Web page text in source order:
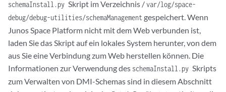
schemaInstall.py Skript im Verzeichnis /var/log/space-
debug/debug-utilities/schemaManagement gespeichert. Wenn
Junos Space Platform nicht mit dem Web verbunden ist,
laden Sie das Skript auf ein lokales System herunter, von dem
aus Sie eine Verbindung zum Web herstellen können. Die
Informationen zur Verwendung des schemaInstall.py Skripts
zum Verwalten von DMI-Schemas sind in diesem Abschnitt